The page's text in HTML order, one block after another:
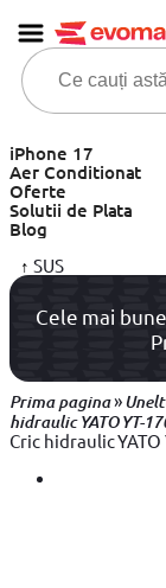
iPhone 17
Aer Conditionat
Oferte
Solutii de Plata
Blog
↑ SUS
Cele mai
Prima pagina»
hidraulic YATO YT-
Cric hidraulic YATO